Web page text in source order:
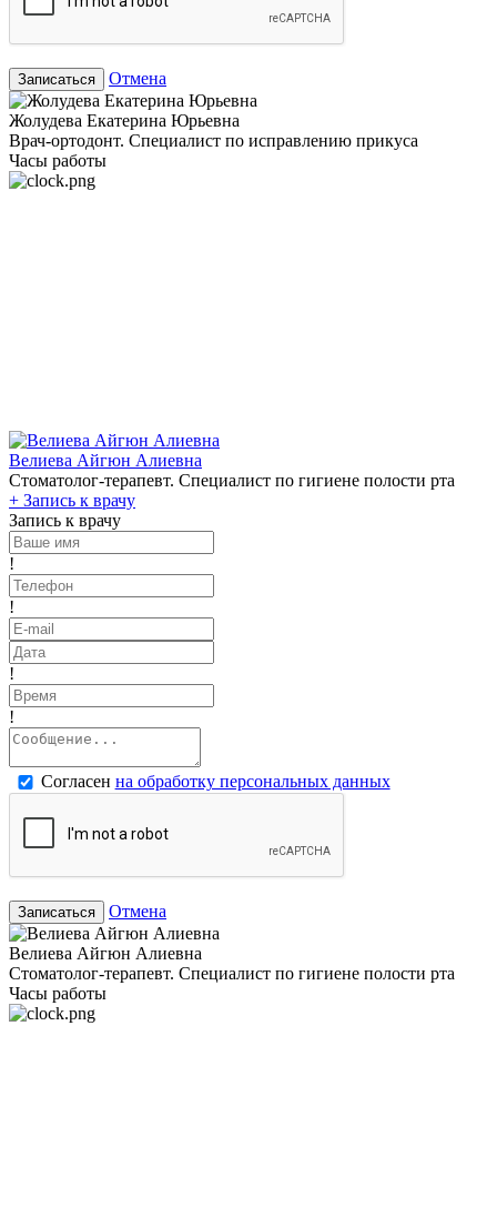
Записаться Отмена
Жолудева Екатерина Юрьевна
Врач-ортодонт. Специалист по исправлению прикуса
Часы работы
Велиева Айгюн Алиевна
Стоматолог-терапевт. Специалист по гигиене полости рта
+ Запись к врачу
Запись к врачу
!
!
!
!
Согласен на обработку персональных данных
Записаться Отмена
Велиева Айгюн Алиевна
Стоматолог-терапевт. Специалист по гигиене полости рта
Часы работы